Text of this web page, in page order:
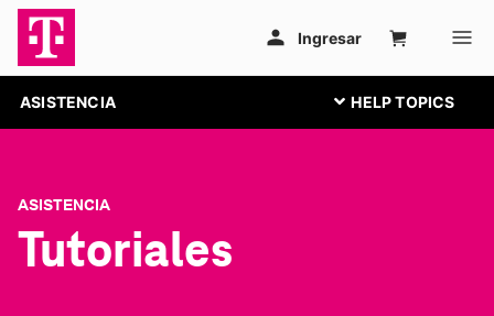
ASISTENCIA
ASISTENCIA
Tutoriales